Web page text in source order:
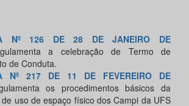
Nº 126 DE 28 DE JANEIRO DE
a celebração de Termo de
de Conduta.
Nº 217 DE 11 DE FEVEREIRO DE
os procedimentos básicos da
uso de espaço físico dos Campi da UFS